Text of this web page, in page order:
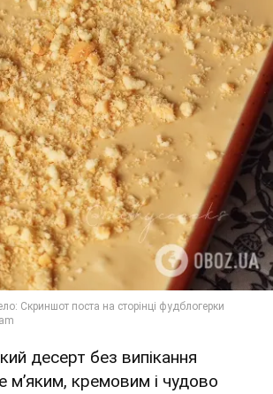
десерт без випікання
м’яким, кремовим і чудово